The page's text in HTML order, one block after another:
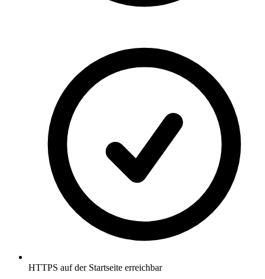
HTTPS auf der Startseite erreichbar